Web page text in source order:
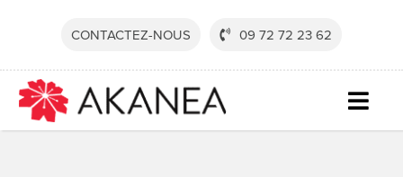
CONTACTEZ-NOUS 09 72 72 23 62